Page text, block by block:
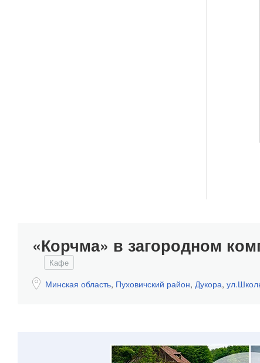
«Корчма» в загородном
Кафе
Минская область, Пуховичский район, Дукора,